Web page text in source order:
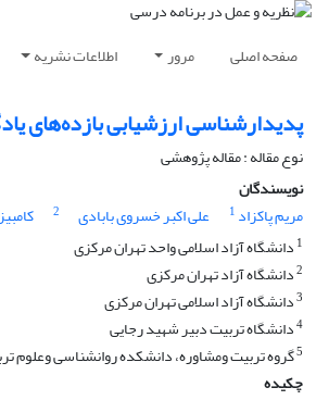
صفحه اصلی مرور اطلاعات نشریه
پدیدارشناسی ارزشیابی بازده‌های
نوع مقاله : مقاله پژوهشی
نویسندگان
مریم پاکزاد 1 علی اکبر خسروی بابادی 2
1 دانشگاه آزاد اسلامی واحد تهران مرکزی
2دانشگاه آزاد تهران مرکزی
3دانشگاه آزاد اسلامی تهران مرکزی
4دانشگاه تربیت دبیر شهید رجایی
5گروه تربیت ومشاوره، دانشکده روانشناسی وعلوم
چکیده